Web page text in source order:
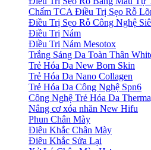
Chấm TCA Điều Trị Sẹo Rỗ
Điều Trị Sẹo Rỗ Công Nghệ
Điều Trị Nám
Điều Trị Nám Mesotox
Trắng Sáng Da Toàn Thân
Trẻ Hóa Da New Born Skin
Trẻ Hóa Da Nano Collagen
Trẻ Hóa Da Công Nghệ Spn6
Công Nghệ Trẻ Hóa Da
Nâng cơ xóa nhăn New Hifu
Phun Chân Mày
Điêu Khắc Chân Mày
Điêu Khắc Sửa Lại